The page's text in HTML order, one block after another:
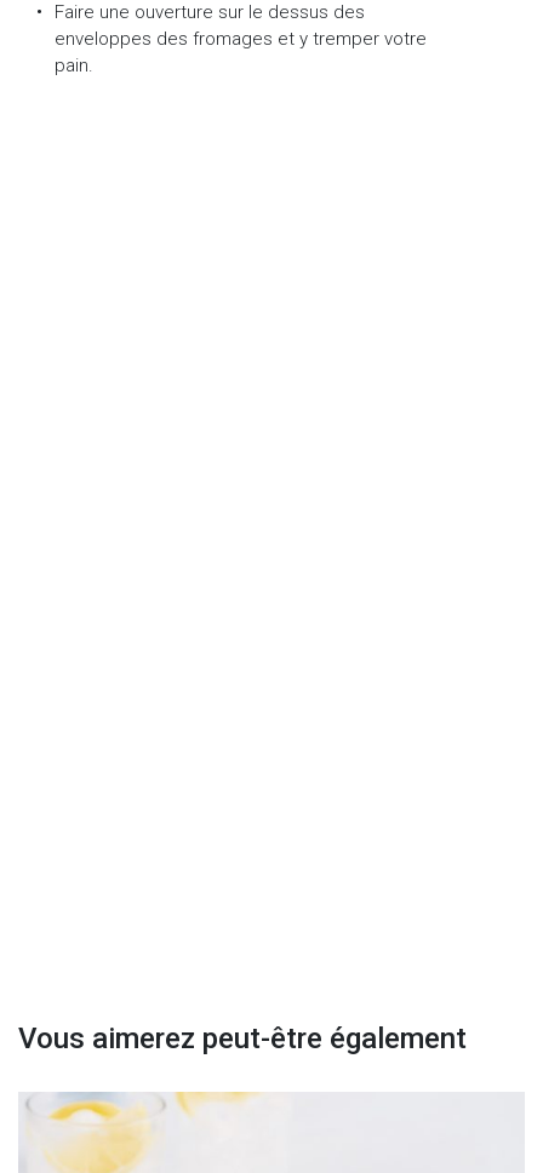
Faire une ouverture sur le dessus des
enveloppes des fromages et y tremper votre
pain.
Vous aimerez peut-être également